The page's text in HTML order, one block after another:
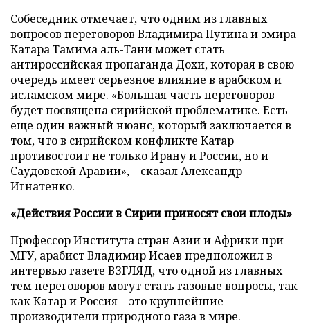
Собеседник отмечает, что одним из главных
вопросов переговоров Владимира Путина и эмира
Катара Тамима аль-Тани может стать
антироссийская пропаганда Дохи, которая в свою
очередь имеет серьезное влияние в арабском и
исламском мире. «Большая часть переговоров
будет посвящена сирийской проблематике. Есть
еще один важный нюанс, который заключается в
том, что в сирийском конфликте Катар
противостоит не только Ирану и России, но и
Саудовской Аравии», – сказал Александр
Игнатенко.
«Действия России в Сирии приносят свои плоды»
Профессор Института стран Азии и Африки при
МГУ, арабист Владимир Исаев предположил в
интервью газете ВЗГЛЯД, что одной из главных
тем переговоров могут стать газовые вопросы, так
как Катар и Россия – это крупнейшие
производители природного газа в мире.